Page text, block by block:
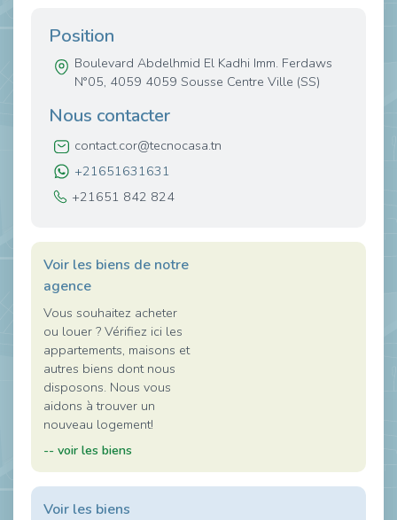
Position
Boulevard Abdelhmid El Kadhi Imm. Ferdaws
N°05, 4059 4059 Sousse Centre Ville (SS)
Nous contacter
contact.cor@tecnocasa.tn
+21651631631
+21651 842 824
Voir les biens de notre
agence
Vous souhaitez acheter
ou louer ? Vérifiez ici les
appartements, maisons et
autres biens dont nous
disposons. Nous vous
aidons à trouver un
nouveau logement!
-- voir les biens
Voir les biens